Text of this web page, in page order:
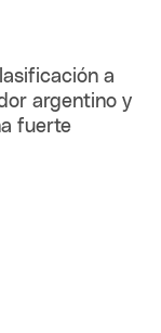
a
argentino y
fuerte